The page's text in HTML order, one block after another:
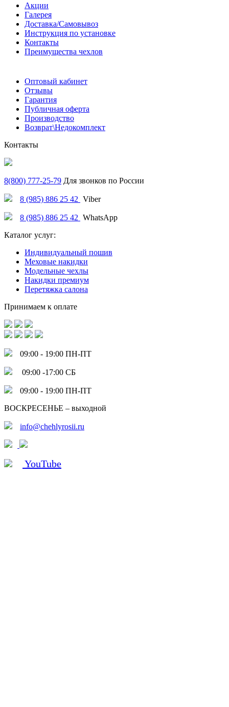
Акции
Галерея
Доставка/Самовывоз
Инструкция по установке
Контакты
Преимущества чехлов
Оптовый кабинет
Отзывы
Гарантия
Публичная оферта
Производство
Возврат\Недокомплект
Контакты
8(800) 777-25-79 Для звонков по России
8 (985) 886 25 42 Viber
8 (985) 886 25 42 WhatsApp
Каталог услуг:
Индивидуальный пошив
Меховые накидки
Модельные чехлы
Накидки премиум
Перетяжка салона
Принимаем к оплате
09:00 - 19:00 ПН-ПТ
09:00 -17:00 СБ
09:00 - 19:00 ПН-ПТ
ВОСКРЕСЕНЬЕ – выходной
info@chehlyrosii.ru
YouTube